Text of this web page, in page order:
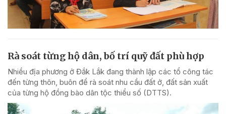
Rà soát từng hộ dân, bố trí quỹ đất phù hợp
Nhiều địa phương ở Đắk Lắk đang thành lập các tổ công tác
đến từng thôn, buôn để rà soát nhu cầu đất ở, đất sản xuất
của từng hộ đồng bào dân tộc thiểu số (DTTS).